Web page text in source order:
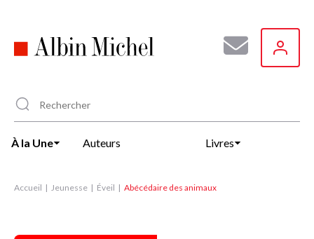
principal
À la Une Auteurs Livres
Accueil Jeunesse Éveil Abécédaire des animaux